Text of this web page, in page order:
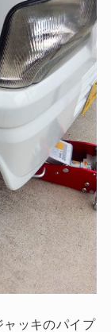
ャッキのパイプ